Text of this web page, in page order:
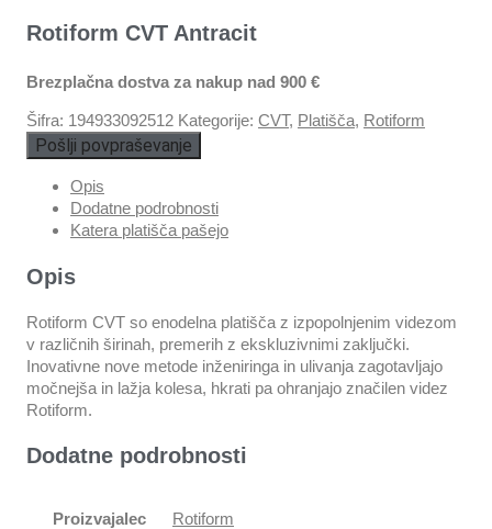
Rotiform CVT Antracit
Brezplačna dostva za nakup nad 900 €
Šifra: 194933092512 Kategorije: CVT, Platišča, Rotiform
Pošlji povpraševanje
Opis
Dodatne podrobnosti
Katera platišča pašejo
Opis
Rotiform CVT so enodelna platišča z izpopolnjenim videzom
v različnih širinah, premerih z ekskluzivnimi zaključki.
Inovativne nove metode inženiringa in ulivanja zagotavljajo
močnejša in lažja kolesa, hkrati pa ohranjajo značilen videz
Rotiform.
Dodatne podrobnosti
Proizvajalec Rotiform